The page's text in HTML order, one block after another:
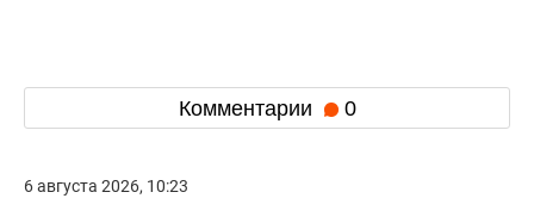
Комментарии 0
6 августа 2026, 10:23